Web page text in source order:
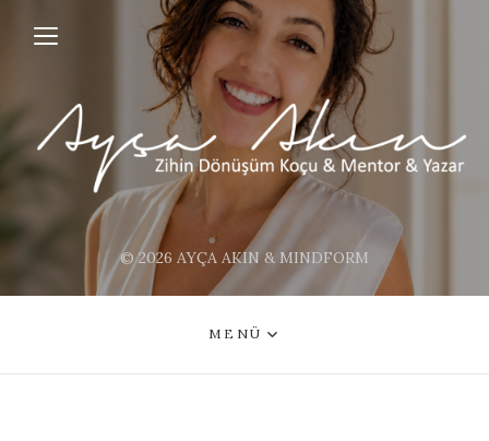
© 2026 AYÇA AKIN & MINDFORM
MENÜ